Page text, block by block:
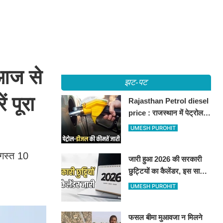
से
10
झट-पट
Rajasthan Petrol diesel
price : राजस्थान में पेट्रोल-
डीजल की कीमतें जारी, जानिए
UMESH PUROHIT
जारी हुआ 2026 की सरकारी
छुट्टियों का कैलेंडर, इस साल
कई बार मिलेगा लगातार
UMESH PUROHIT
फसल बीमा मुआवजा न मिलने